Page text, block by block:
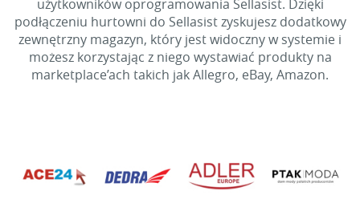
użytkowników oprogramowania Sellasist. Dzięki
podłączeniu hurtowni do Sellasist zyskujesz dodatkowy
zewnętrzny magazyn, który jest widoczny w systemie i
możesz korzystając z niego wystawiać produkty na
marketplace’ach takich jak Allegro, eBay, Amazon.